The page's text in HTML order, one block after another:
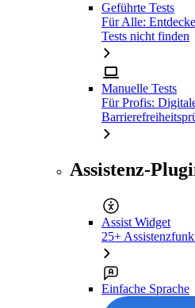
Geführte Tests
Für Alle:
Tests nicht finden
Manuelle Tests
Für Profis:
Assistenz-
Assist Widget
25+
Einfache Sprache